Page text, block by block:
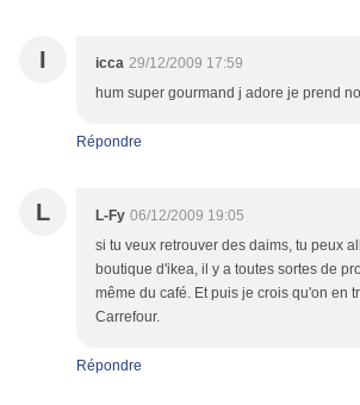
I icca 29/12/2009 17:59
hum super gourmand j adore je prend
Répondre
L L-Fy 06/12/2009 19:05
si tu veux retrouver des daims, tu peux
boutique d'ikea, il y a toutes sortes de
même du café. Et puis je crois qu'on en
Carrefour.
Répondre